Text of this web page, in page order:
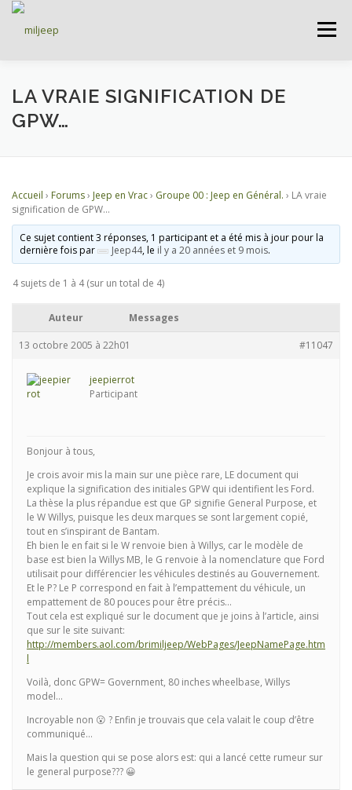
Menu
ACCUEIL ARTICLES PETITES ANNONCES
DOCUMENTATIONS
CONNEXION
LA VRAIE SIGNIFICATION DE
GPW…
Accueil › Forums› Jeep en Vrac› Groupe 00 : Jeep en Général. › LA vraie
signification de GPW…
Ce sujet contient 3 réponses, 1 participant et a été mis à jour pour la
dernière fois par
Jeep44, le il y a 20 années et 9 mois.
4 sujets de 1 à 4 (sur un total de 4)
Auteur Messages
13 octobre 2005 à 22h01 #11047
jeepierrot
Participant
Bonjour à tous,
Je crois avoir mis la main sur une pièce rare, LE document qui
explique la signification des initiales GPW qui identifient les Ford.
La thèse la plus répandue est que GP signifie General Purpose, et
le W Willys, puisque les deux marques se sont largement copié,
tout en s’inspirant de Bantam.
Eh bien le en fait si le W renvoie bien à Willys, car le modèle de
base est bien la Willys MB, le G renvoie à la nomenclature que Ford
utilisait pour différencier les véhicules destinés au Gouvernement.
Et le P? Le P correspond en fait à l’empattement du véhicule, un
empattement de 80 pouces pour être précis…
Tout cela est expliqué sur le document que je joins à l’article, ainsi
que sur le site suivant:
http://members.aol.com/brimiljeep/WebPages/JeepNamePage.htm
l
Voilà, donc GPW= Government, 80 inches wheelbase, Willys
model…
Incroyable non 😮 ? Enfin je trouvais que cela valait le coup d’être
communiqué…
Mais la question qui se pose alors est: qui a lancé cette rumeur sur
le general purpose??? 😀